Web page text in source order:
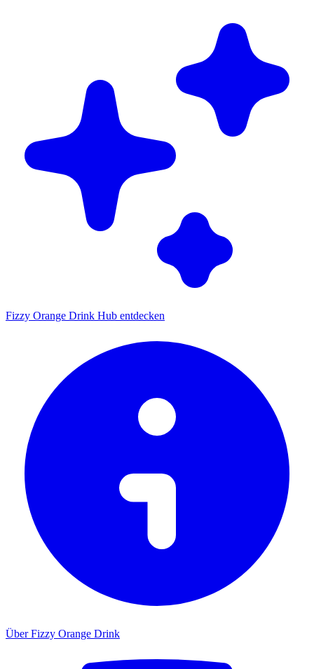
Fizzy Orange Drink Hub entdecken
Über Fizzy Orange Drink